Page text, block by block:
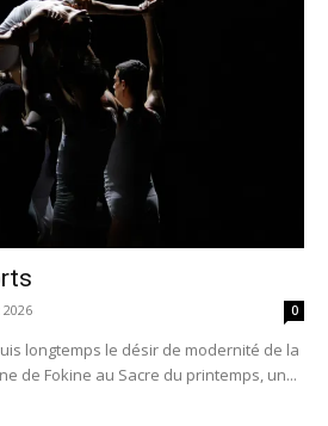
0
longtemps le désir de modernité de la
de Fokine au Sacre du printemps, un...